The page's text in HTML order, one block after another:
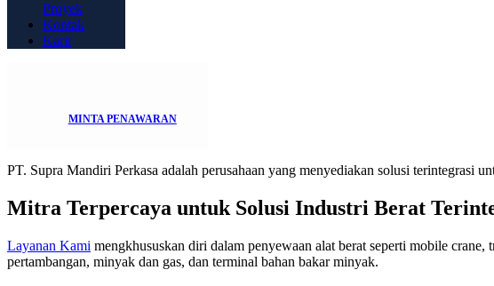
Proyek
Kontak
Karir
MINTA PENAWARAN
PT. Supra Mandiri Perkasa adalah perusahaan yang menyediakan solusi terintegrasi
Mitra Terpercaya untuk Solusi Industri Berat
Layanan Kami mengkhususkan diri dalam penyewaan alat berat seperti mobile
pertambangan, minyak dan gas, dan terminal bahan bakar minyak.